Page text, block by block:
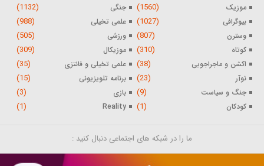
موزیک (1560) جنگی (1132)
بیوگرافی (1027) علمی تخیلی (988)
وسترن (807) ورزشی (505)
کوتاه (310) موزیکال (309)
اکشن و ماجراجویی (38) علمی تخیلی و فانتزی (35)
نوآر (23) برنامه تلویزیونی (15)
جنگ و سیاست (9) بازی (3)
کودکان (1)
Reality
(1)
ما را در شبکه های اجتماعی دنبال کنید :